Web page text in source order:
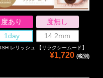
度あり
度無し
1day
14.2mm
レリッシュ 【リラクシームード】
¥1,720 (税別)